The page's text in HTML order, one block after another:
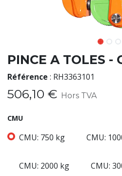
PINCE A TOLES -
Référence : RH3363101
506,10 € Hors TVA
CMU
CMU: 750 kg CMU:
CMU: 2000 kg CMU: